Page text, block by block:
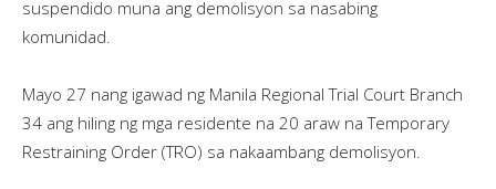
suspendido muna ang demolisyon sa nasabing
komunidad.
Mayo 27 nang igawad ng Manila Regional Trial Court Branch
34 ang hiling ng mga residente na 20 araw na Temporary
Restraining Order (TRO) sa nakaambang demolisyon.